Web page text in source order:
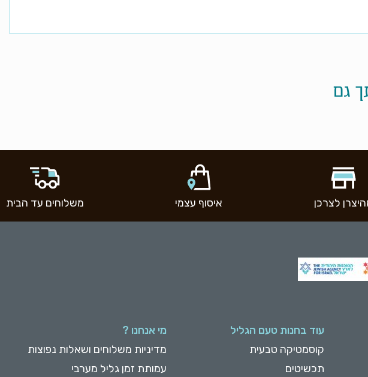
גם
לצרכן איסוף עצמי משלוחים עד הבית
עוד בחנות טעם הגליל
קוסמטיקה טבעית
תכשיטים
מי אנחנו ?
מדיניות משלוחים ושאלות נפוצות
עמותת זמן גליל מערבי